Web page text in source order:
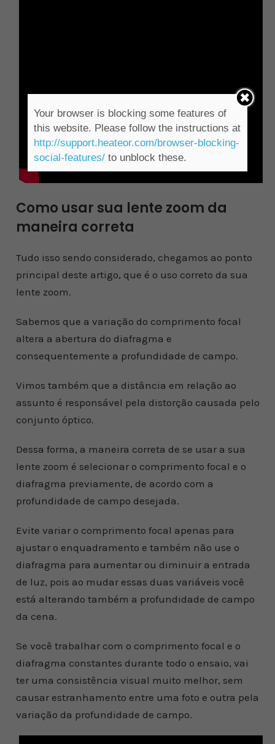
Como usar sua lente zoom da
maneira correta
Tudo isso sendo considerado, chegamos ao ponto
principal deste artigo, que é o uso correto da sua
lente zoom.
Sabemos que a variação do comprimento focal
altera a abertura do diafragma e
consequentemente a profundidade de campo.
Vimos também que a distância em relação ao
assunto é responsável pela distorção causada pelo
conjunto óptico.
Dessa forma, a maneira correta de se usar a sua
lente zoom é selecionar o comprimento focal e o
diafragma previamente, de acordo com a
profundidade de campo desejada.
Evite variar o comprimento focal apenas para
ajustar o enquadramento e também não use o
diafragma para aumentar ou diminuir a entrada
de luz, pois ao mudar essas duas variáveis você
está alterando também a profundidade de campo
da cena.
Se você trabalhar com o comprimento focal e o
diafragma constantes durante todo o ensaio, vai
ter uma consistência visual muito melhor, sem
causar estranhamento entre uma foto e outra pela
variação da profundidade de campo.
Your browser is blocking some features of
this website. Please follow the instructions at
http://support.heateor.com/browser-blocking-
social-features/to unblock these.